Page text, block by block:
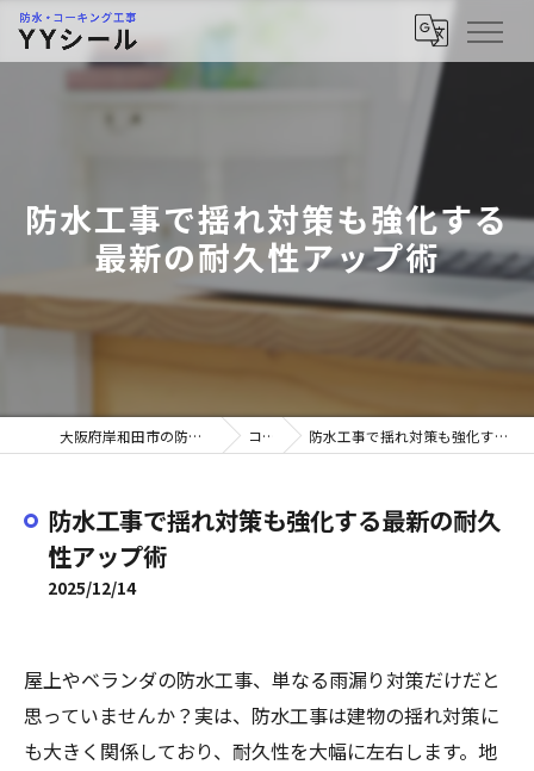
防水工事で揺れ対策も強化する
最新の耐久性アップ術
大阪府岸和田市の防水工事ならYYシール コラム 防水工事で揺れ対策も強化する最新の耐久性アップ術
防水工事で揺れ対策も強化する最新の耐久
性アップ術
2025/12/14
屋上やベランダの防水工事、単なる雨漏り対策だけだと
思っていませんか？実は、防水工事は建物の揺れ対策に
も大きく関係しており、耐久性を大幅に左右します。地